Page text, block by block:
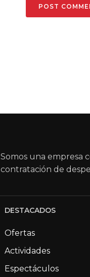
Somos una empresa
contratación de
DESTACADOS
Ofertas
Actividades
Espectáculos